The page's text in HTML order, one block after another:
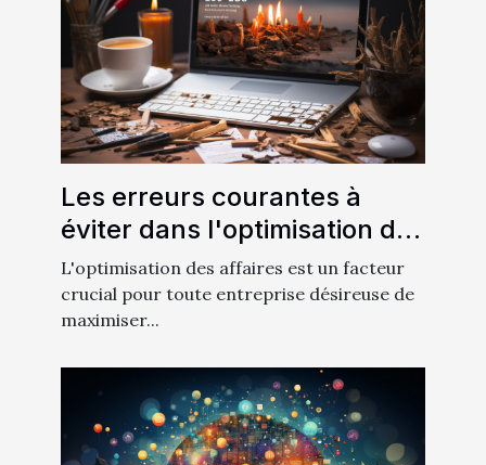
Les erreurs courantes à
éviter dans l'optimisation des
affaires
L'optimisation des affaires est un facteur
crucial pour toute entreprise désireuse de
maximiser...